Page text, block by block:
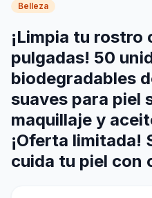
Belleza
¡Limpia tu rostro
pulgadas! 50
biodegradables
suaves para piel
maquillaje y
¡Oferta limitada!
cuida tu piel con